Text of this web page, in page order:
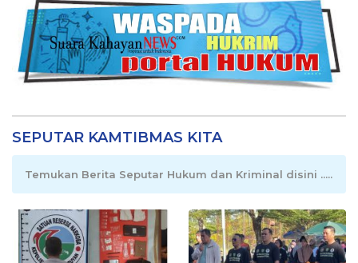
SEPUTAR KAMTIBMAS KITA
Temukan Berita Seputar Hukum dan Kriminal disini .....